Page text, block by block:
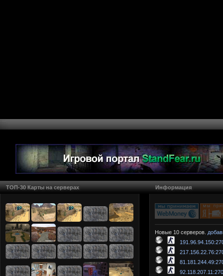
ТОП-30 Карты на серверах Информация
Новые 10 серверов.